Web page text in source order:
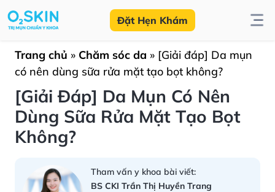
Đặt Hẹn Khám
Trang chủ » Chăm sóc da » [Giải đáp] Da mụn
có nên dùng sữa rửa mặt tạo bọt không?
[Giải Đáp] Da Mụn Có Nên
Dùng Sữa Rửa Mặt Tạo Bọt
Không?
Tham vấn y khoa bài viết:
BS CKI Trần Thị Huyền Trang